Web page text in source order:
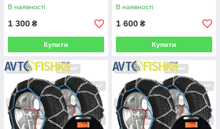
В наявності
1 300 ₴
Купити
В наявності
1 600 ₴
Купити